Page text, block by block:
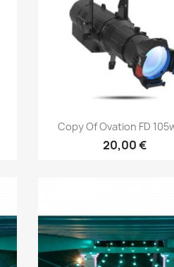
Vorschau
Copy Of Ovation FD
20,00 €